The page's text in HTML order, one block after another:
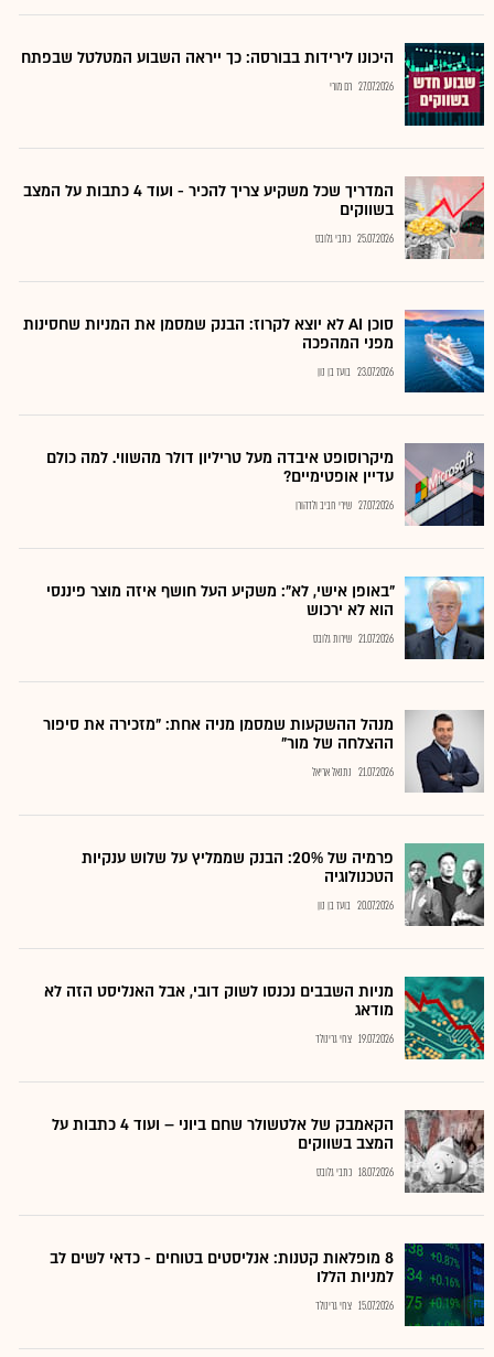
היכונו לירידות בבורסה: כך ייראה השבוע המטלטל שבפתח
27.07.2026 רם מורי
המדריך שכל משקיע צריך להכיר - ועוד 4 כתבות על המצב
בשווקים
25.07.2026 כתבי גלובס
סוכן AI לא יוצא לקרוז: הבנק שמסמן את המניות שחסינות
מפני המהפכה
23.07.2026 בועז בן נון
מיקרוסופט איבדה מעל טריליון דולר מהשווי. למה כולם
עדיין אופטימיים?
27.07.2026 שירי חביב ולדהורן
"באופן אישי, לא": משקיע העל חושף איזה מוצר פיננסי
הוא לא ירכוש
21.07.2026 שירות גלובס
מנהל ההשקעות שמסמן מניה אחת: "מזכירה את סיפור
ההצלחה של מור"
21.07.2026 נתנאל אריאל
פרמיה של 20%: הבנק שממליץ על שלוש ענקיות
הטכנולוגיה
20.07.2026 בועז בן נון
מניות השבבים נכנסו לשוק דובי, אבל האנליסט הזה לא
מודאג
19.07.2026 צחי גרינולד
הקאמבק של אלטשולר שחם ביוני – ועוד 4 כתבות על
המצב בשווקים
18.07.2026 כתבי גלובס
8 מופלאות קטנות: אנליסטים בטוחים - כדאי לשים לב
למניות הללו
15.07.2026 צחי גרינולד